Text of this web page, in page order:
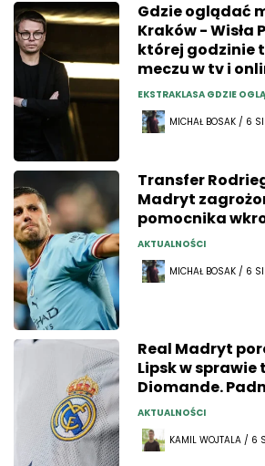
Gdzie oglądać
Kraków - Wisła
której godzinie
meczu w tv i
EKSTRAKLASA GDZIE
MICHAŁ BOSAK / 6
Transfer
Madryt
pomocnika
AKTUALNOŚCI
MICHAŁ BOSAK / 6
Real Madryt
Lipsk w
Diomande.
AKTUALNOŚCI
KAMIL WOJTALA / 6